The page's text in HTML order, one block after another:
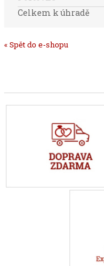
Celkem k úhradě
« Spět do e-shopu